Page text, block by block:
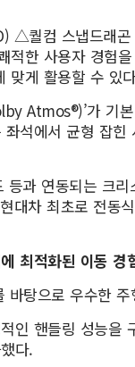
△퀄컴 스냅드래
한 사용자 경험
맞게 활용할 수 있
Atmos®)’가 기
석에서 균형 잡
과 연동되는 크
대차 최초로 전동
최적화된 이동 경
바탕으로 우수한
인 핸들링 성능을
다.